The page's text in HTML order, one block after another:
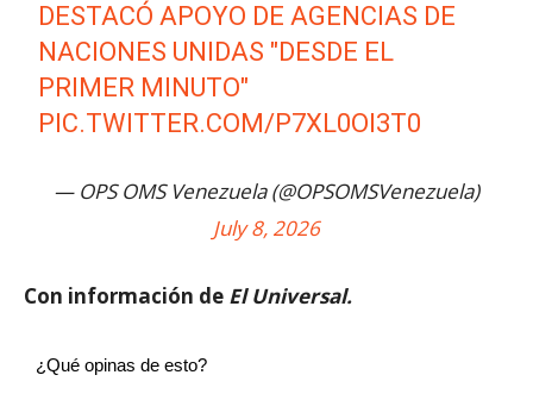
DESTACÓ APOYO DE AGENCIAS DE
NACIONES UNIDAS "DESDE EL
PRIMER MINUTO"
PIC.TWITTER.COM/P7XL0OI3T0
— OPS OMS Venezuela (@OPSOMSVenezuela)
July 8, 2026
Con información de El Universal.
¿Qué opinas de esto?